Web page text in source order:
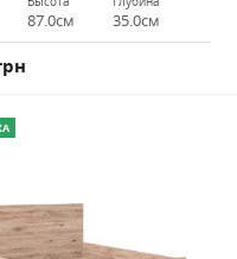
87.0см 35.0см